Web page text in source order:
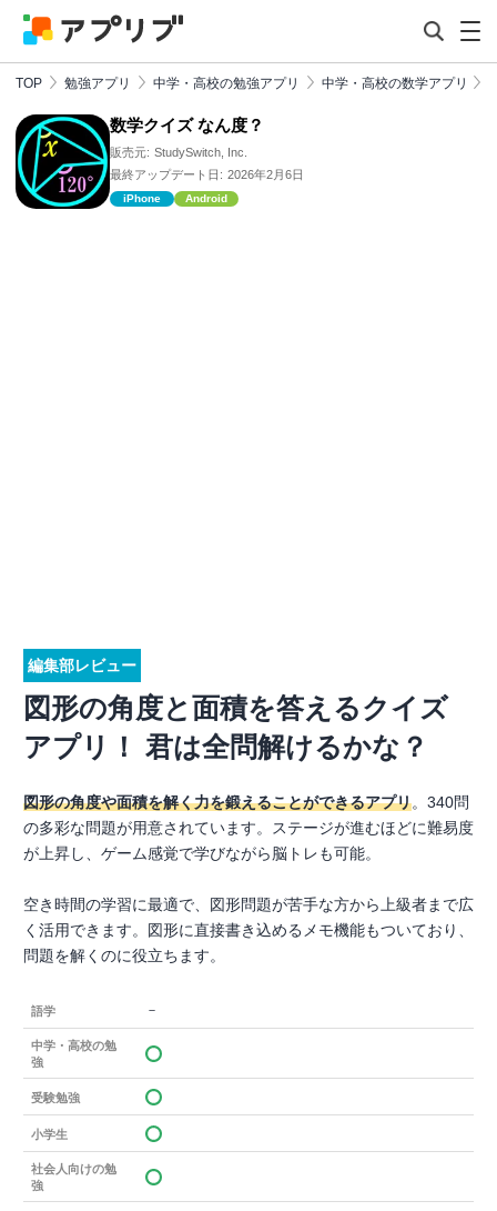
TOP 勉強アプリ 中学・高校の勉強アプリ 中学・高校の数学アプリ
数学クイズ なん度？
販売元: StudySwitch, Inc.
最終アップデート日: 2026年2月6日
iPhone Android
編集部レビュー
図形の角度と面積を答えるクイズ
アプリ！ 君は全問解けるかな？
図形の角度や面積を解く力を鍛えることができるアプリ。340問
の多彩な問題が用意されています。ステージが進むほどに難易度
が上昇し、ゲーム感覚で学びながら脳トレも可能。
空き時間の学習に最適で、図形問題が苦手な方から上級者まで広
く活用できます。図形に直接書き込めるメモ機能もついており、
問題を解くのに役立ちます。
語学 －
中学・高校の勉
強
受験勉強
小学生
社会人向けの勉
強